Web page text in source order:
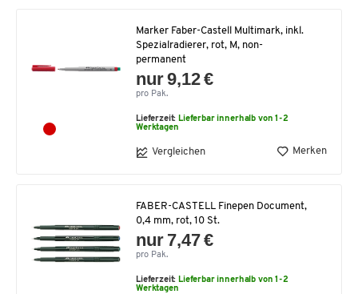
Marker Faber-Castell Multimark, inkl.
Spezialradierer, rot, M, non-
permanent
nur 9,12 €
pro Pak.
Lieferzeit: Lieferbar innerhalb von 1-2
Werktagen
Vergleichen Merken
FABER-CASTELL Finepen Document,
0,4 mm, rot, 10 St.
nur 7,47 €
pro Pak.
Lieferzeit: Lieferbar innerhalb von 1-2
Werktagen